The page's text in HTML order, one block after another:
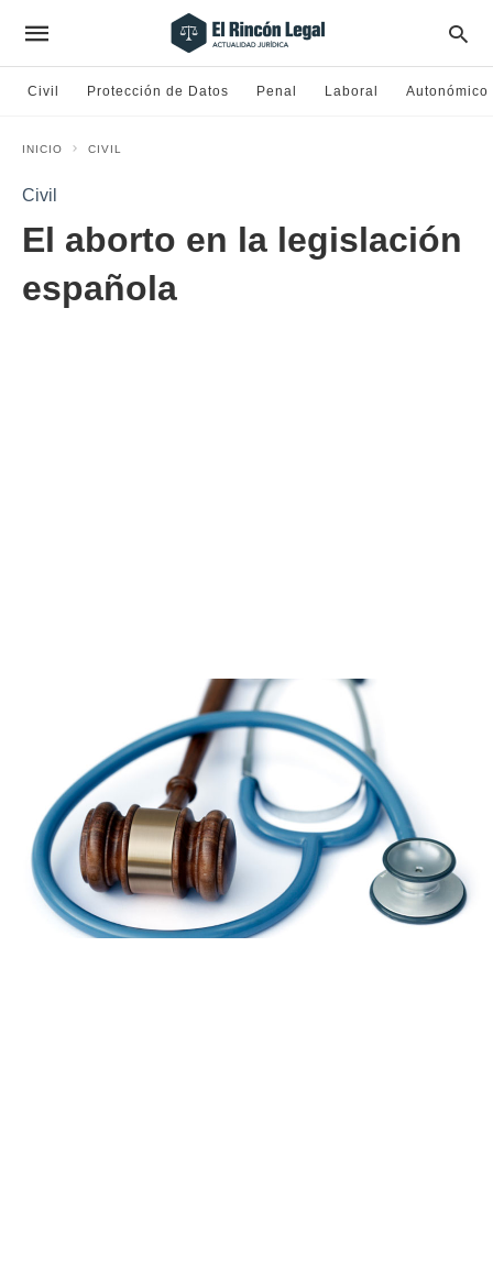
Civil Protección de Datos Penal Laboral Autonómico
INICIO CIVIL
Civil
El aborto en la legislación
española